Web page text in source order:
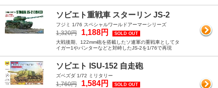
ソビエト重戦車 スターリン JS-2
フジミ 1/76 スペシャルワールドアーマーシリーズ
1,320円 1,188円 SOLD OUT
大戦後期、122mm砲を搭載したソ連軍の重戦車としてタ
イガー1やパンターなどと対峙したJS-2を1/76で再現
ソビエト ISU-152 自走砲
ズベズダ 1/72 ミリタリー
1,760円 1,584円 SOLD OUT